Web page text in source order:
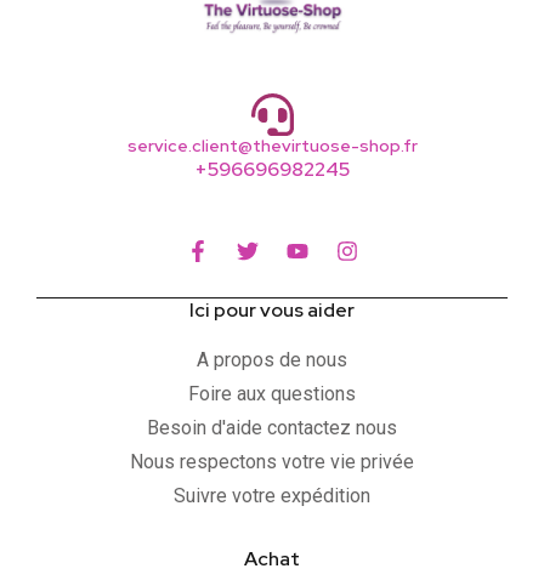
service.client@thevirtuose-shop.fr
+596696982245
Ici pour vous aider
A propos de nous
Foire aux questions
Besoin d'aide contactez nous
Nous respectons votre vie privée
Suivre votre expédition
Achat